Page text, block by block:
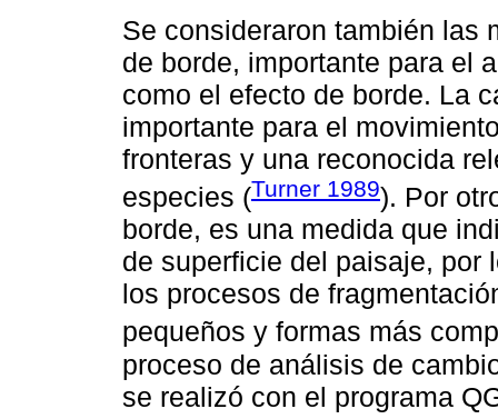
Se consideraron también las
de borde, importante para el
como el efecto de borde. La
importante para el
fronteras y una reconocida
especies (Turner 1989). Por
borde, es una medida que
de superficie del paisaje, por
los procesos de
pequeños y formas más
proceso de análisis de
se realizó con el programa